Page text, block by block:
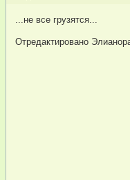
...не все грузятся...
Отредактировано